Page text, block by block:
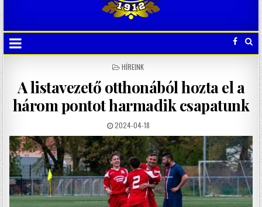
POSTED
HÍREINK
A listavezető otthonából hozta el a
három pontot harmadik csapatunk
2024-04-18